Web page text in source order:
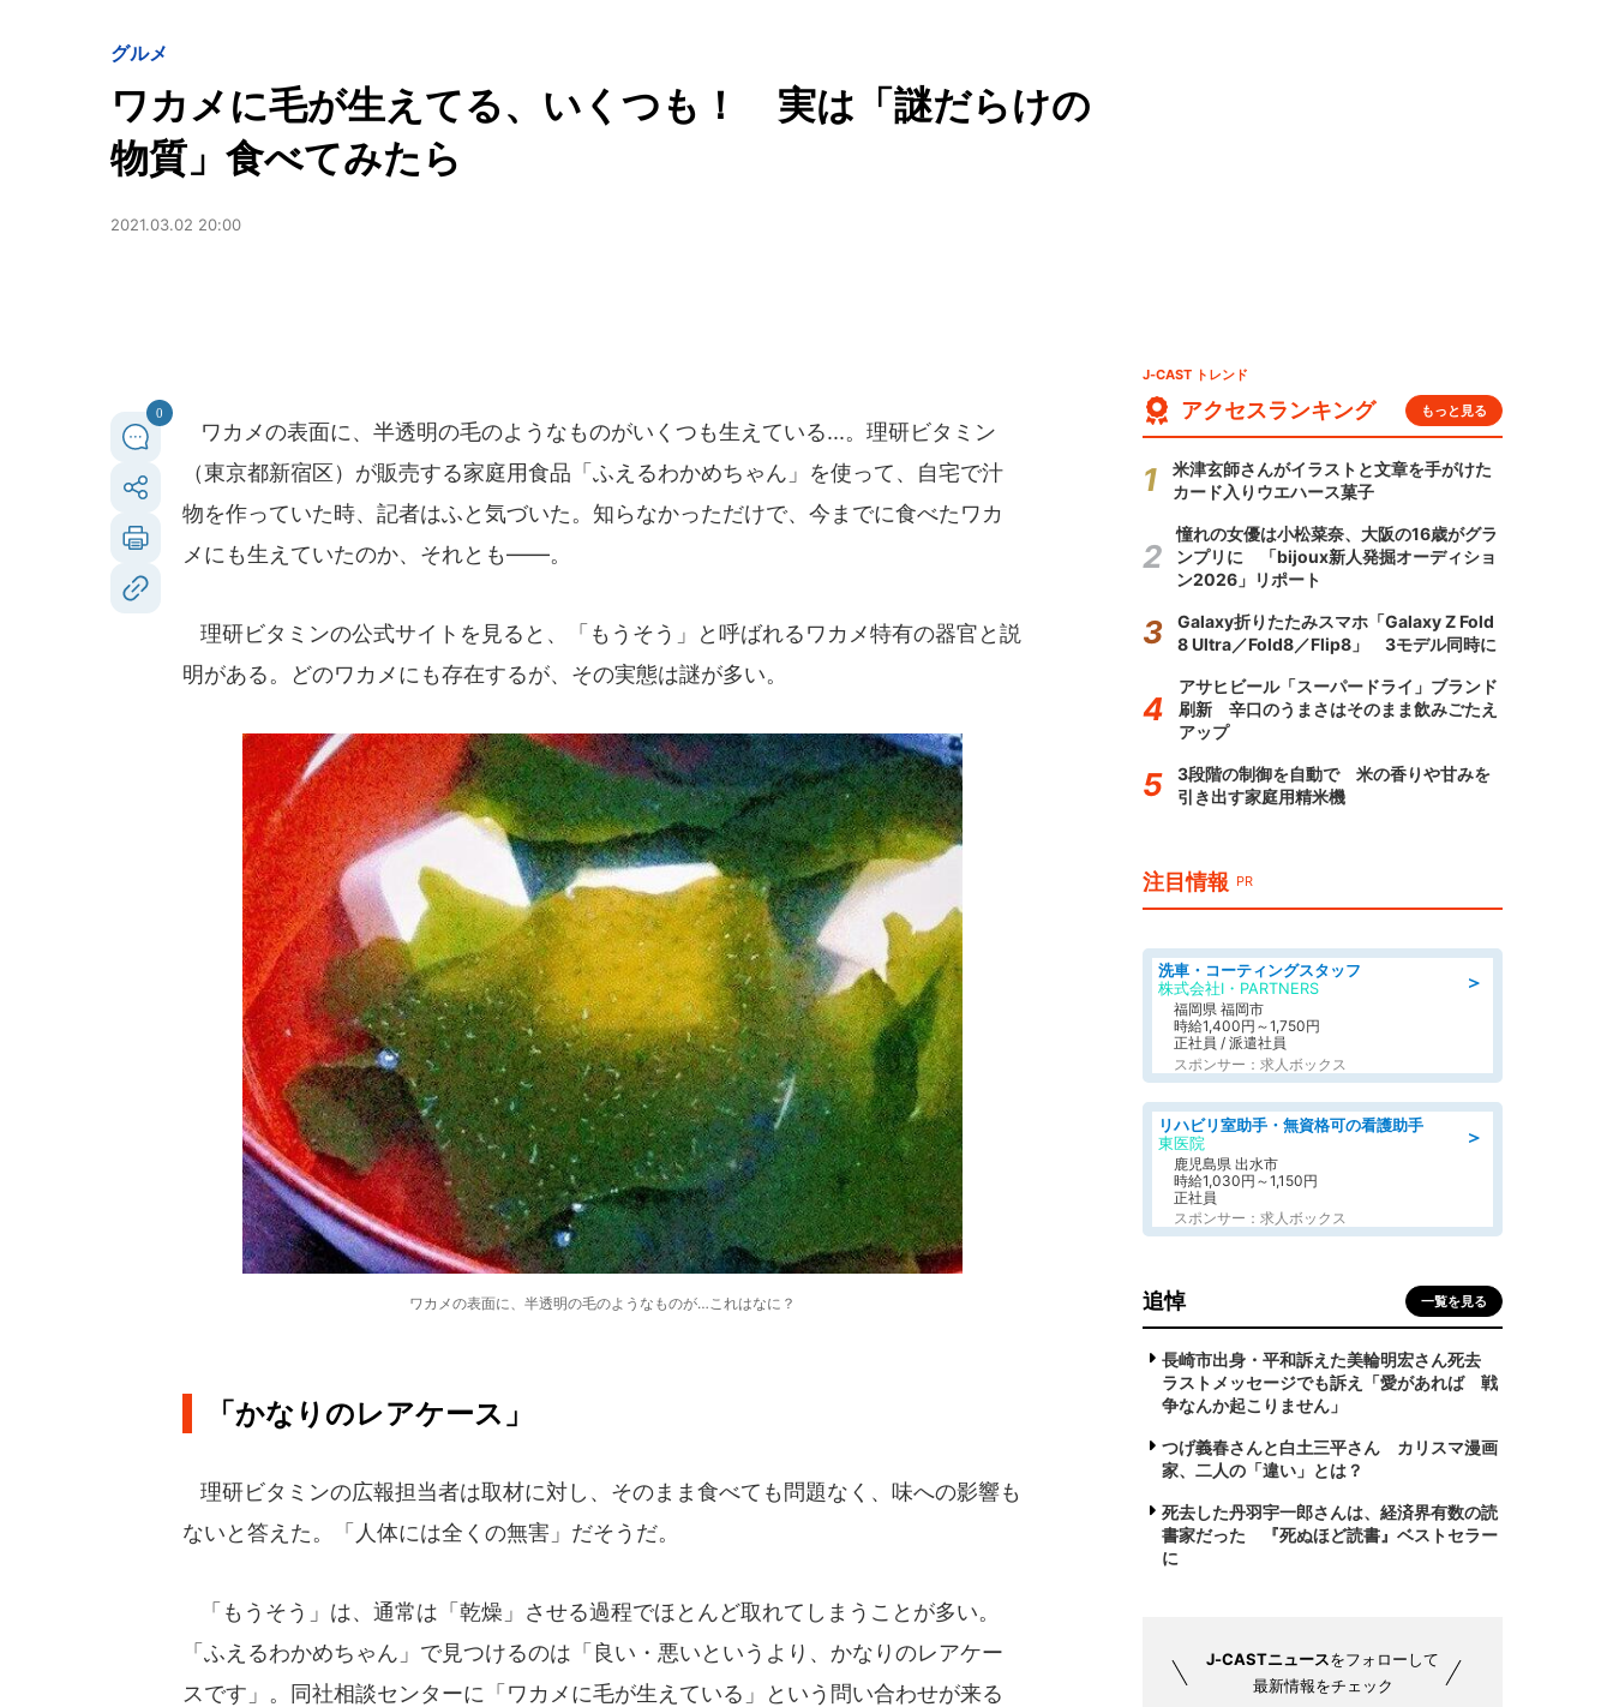
グルメ
ワカメに毛が生えてる、いくつも！ 実は「謎だらけの
物質」食べてみたら
2021.03.02 20:00
0
ワカメの表面に、半透明の毛のようなものがいくつも生えている...。理研ビタミン
（東京都新宿区）が販売する家庭用食品「ふえるわかめちゃん」を使って、自宅で汁
物を作っていた時、記者はふと気づいた。知らなかっただけで、今までに食べたワカ
メにも生えていたのか、それとも――。
理研ビタミンの公式サイトを見ると、「もうそう」と呼ばれるワカメ特有の器官と説
明がある。どのワカメにも存在するが、その実態は謎が多い。
ワカメの表面に、半透明の毛のようなものが…これはなに？
「かなりのレアケース」
理研ビタミンの広報担当者は取材に対し、そのまま食べても問題なく、味への影響も
ないと答えた。「人体には全くの無害」だそうだ。
「もうそう」は、通常は「乾燥」させる過程でほとんど取れてしまうことが多い。
「ふえるわかめちゃん」で見つけるのは「良い・悪いというより、かなりのレアケー
スです」。同社相談センターに「ワカメに毛が生えている」という問い合わせが来る
J-CAST トレンド
アクセスランキング もっと見る
米津玄師さんがイラストと文章を手がけた
カード入りウエハース菓子
憧れの女優は小松菜奈、大阪の16歳がグラ
ンプリに 「bijoux新人発掘オーディショ
ン2026」リポート
Galaxy折りたたみスマホ「Galaxy Z Fold
8 Ultra／Fold8／Flip8」 3モデル同時に
アサヒビール「スーパードライ」ブランド
刷新 辛口のうまさはそのまま飲みごたえ
アップ
3段階の制御を自動で 米の香りや甘みを
引き出す家庭用精米機
注目情報 PR
＞
洗車・コーティングスタッフ
株式会社I・PARTNERS
福岡県 福岡市
時給1,400円～1,750円
正社員 / 派遣社員
スポンサー：求人ボックス
＞
リハビリ室助手・無資格可の看護助手
東医院
鹿児島県 出水市
時給1,030円～1,150円
正社員
スポンサー：求人ボックス
追悼 一覧を見る
長崎市出身・平和訴えた美輪明宏さん死去
ラストメッセージでも訴え「愛があれば 戦
争なんか起こりません」
つげ義春さんと白土三平さん カリスマ漫画
家、二人の「違い」とは？
死去した丹羽宇一郎さんは、経済界有数の読
書家だった 『死ぬほど読書』ベストセラー
に
J-CASTニュースをフォローして
最新情報をチェック